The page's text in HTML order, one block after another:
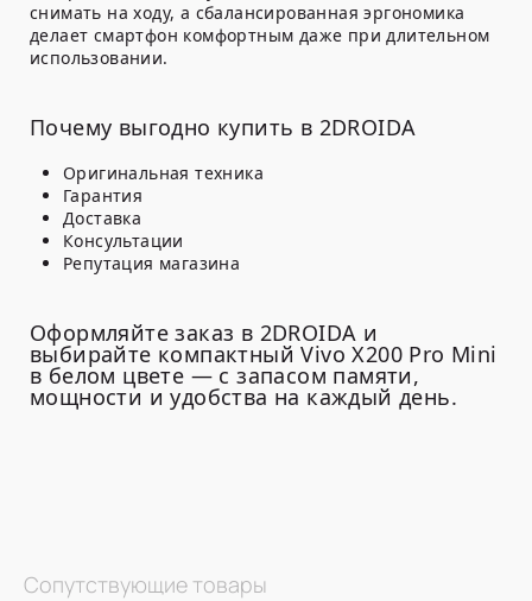
снимать на ходу, а сбалансированная эргономика
делает смартфон комфортным даже при длительном
использовании.
Почему выгодно купить в 2DROIDA
Оригинальная техника
Гарантия
Доставка
Консультации
Репутация магазина
Оформляйте заказ в 2DROIDA и
выбирайте компактный Vivo X200 Pro Mini
в белом цвете — с запасом памяти,
мощности и удобства на каждый день.
Сопутствующие товары